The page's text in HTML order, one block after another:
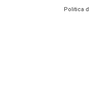
Politica